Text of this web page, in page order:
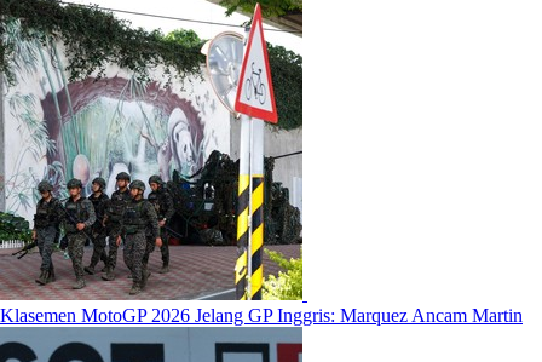
Klasemen MotoGP 2026 Jelang GP Inggris: Marquez Ancam Martin